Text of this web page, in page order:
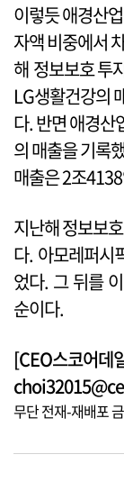
이렇듯 애경산
자액 비중에서
해 정보보호 투
LG생활건강의
다. 반면 애경산
의 매출을 기록
매출은 2조
지난해 정보보
다. 아모레퍼시
었다. 그 뒤를
순이다.
[CEO스코어데
무단 전재-재배포